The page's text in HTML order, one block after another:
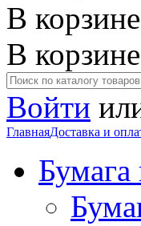
В
В
Войти
ГлавнаяДоставка и
Бумага